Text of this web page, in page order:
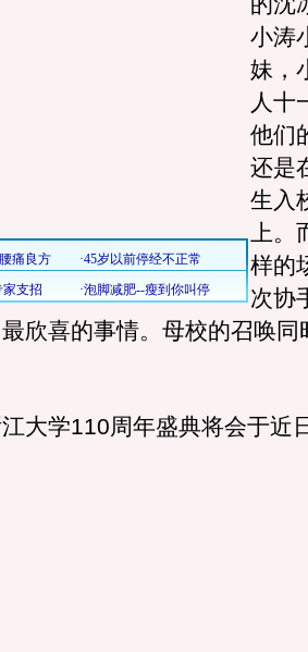
小涛
妹，
人十
他们
还是
生入
上。
样的
次协
欣喜的事情。母校的召唤同
学110周年盛典将会于近